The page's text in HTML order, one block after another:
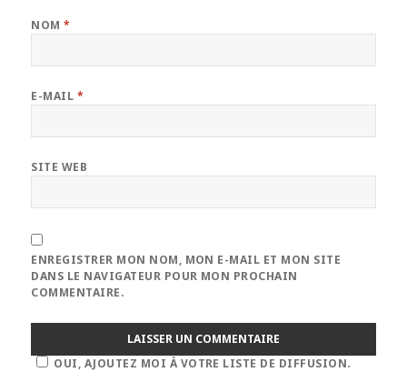
NOM*
E-MAIL *
SITE WEB
ENREGISTRER MON NOM, MON E-MAIL ET MON SITE
DANS LE NAVIGATEUR POUR MON PROCHAIN
COMMENTAIRE.
OUI, AJOUTEZ MOI À VOTRE LISTE DE DIFFUSION.